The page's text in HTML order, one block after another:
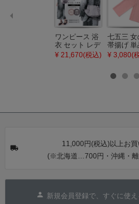
ワンピース 浴
衣 セット レデ
ィース 吸水速
タン・夜の葉
カシュクール
ワンピース 簡
単着付け 大人
¥ 21,670(税込)
七五三 女
帯揚げ 単
「灰桃色
びあげ 和
【メール
¥ 3,080(
11,000円(税込)以上お
(※北海道…700円・沖縄・
新規会員登録で、すぐに使え